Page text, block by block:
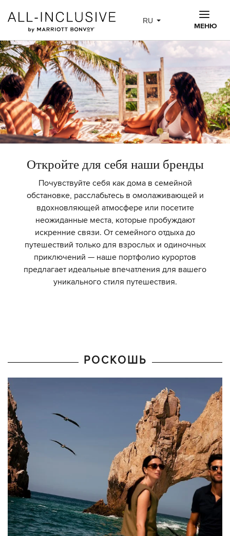
МЕНЮ
RU
Откройте для себя наши бренды
Почувствуйте себя как дома в семейной
обстановке, расслабьтесь в омолаживающей и
вдохновляющей атмосфере или посетите
неожиданные места, которые пробуждают
искренние связи. От семейного отдыха до
путешествий только для взрослых и одиночных
приключений — наше портфолио курортов
предлагает идеальные впечатления для вашего
уникального стиля путешествия.
РОСКОШЬ